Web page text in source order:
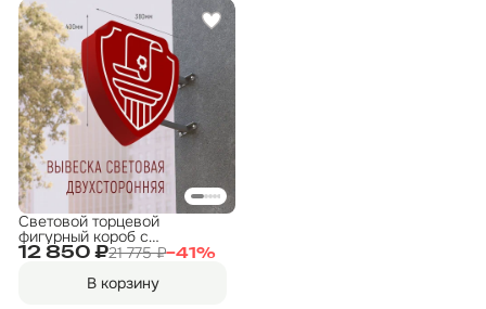
12 850 ₽21 775 ₽−41%
Световой торцевой
фигурный короб с
подсветкой "Нотариус 2"
В корзину